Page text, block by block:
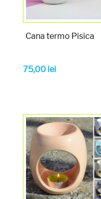
Cana termo Pisica
75,00 lei